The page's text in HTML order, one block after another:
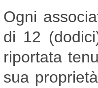
Ogni
di 12
riportata
sua